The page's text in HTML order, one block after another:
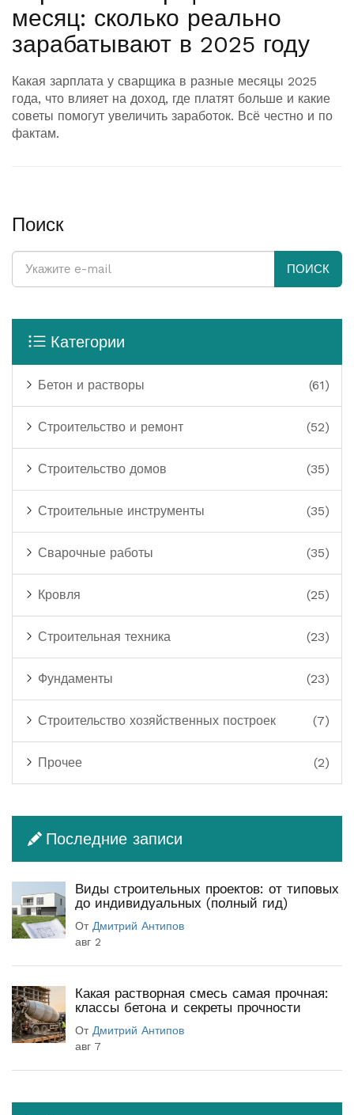
месяц: сколько реально
зарабатывают в 2025 году
Какая зарплата у сварщика в разные месяцы 2025
года, что влияет на доход, где платят больше и какие
советы помогут увеличить заработок. Всё честно и по
фактам.
Поиск
ПОИСК
Категории
Бетон и растворы (61)
Строительство и ремонт (52)
Строительство домов (35)
Строительные инструменты (35)
Сварочные работы (35)
Кровля (25)
Строительная техника (23)
Фундаменты (23)
Строительство хозяйственных построек (7)
Прочее (2)
Последние записи
Виды строительных проектов: от типовых
до индивидуальных (полный гид)
От Дмитрий Антипов
авг 2
Какая растворная смесь самая прочная:
классы бетона и секреты прочности
От Дмитрий Антипов
авг 7